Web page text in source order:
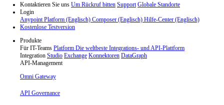
Kontaktieren Sie uns Um Rückruf bitten Support Globale Standorte
Login
Anypoint Platform (Englisch) Composer (Englisch) Hilfe-Center (Englisch)
Kostenlose Testversion
Produkte
Für IT-Teams Platform Die weltbeste Integrations- und API-Plattform
Integration Studio Exchange Konnektoren DataGraph
API-Management
Omni Gateway
API Governance